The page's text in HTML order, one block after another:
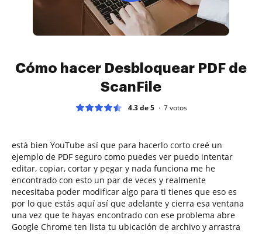
Cómo hacer Desbloquear PDF de
ScanFile
4.3 de 5 7votos
está bien YouTube así que para hacerlo corto creé un
ejemplo de PDF seguro como puedes ver puedo intentar
editar, copiar, cortar y pegar y nada funciona me he
encontrado con esto un par de veces y realmente
necesitaba poder modificar algo para ti tienes que eso es
por lo que estás aquí así que adelante y cierra esa ventana
una vez que te hayas encontrado con ese problema abre
Google Chrome ten lista tu ubicación de archivo y arrastra